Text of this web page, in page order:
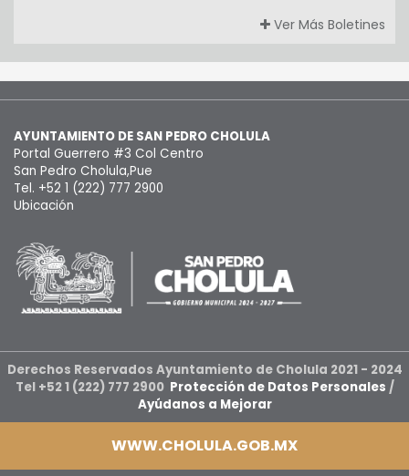
Ver Más Boletines
AYUNTAMIENTO DE SAN PEDRO CHOLULA
Portal Guerrero #3 Col Centro
San Pedro Cholula,Pue
Tel. +52 1 (222) 777 2900
Ubicación
Derechos Reservados Ayuntamiento de Cholula 2021 - 2024
Tel +52 1 (222) 777 2900 Protección de Datos Personales /
Ayúdanos a Mejorar
WWW.CHOLULA.GOB.MX